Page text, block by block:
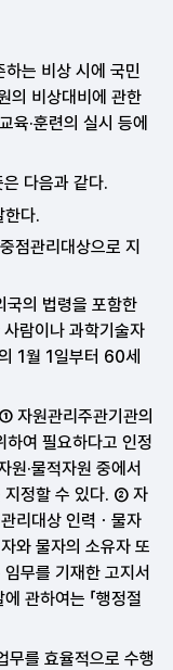
는 비상 시에 국민
의 비상대비에 관한
육·훈련의 실시 등에
다음과 같다.
한다.
점관리대상으로 지
국의 법령을 포함한
람이나 과학기술자
1월 1일부터 60세
자원관리주관기관의
하여 필요하다고 인정
원·물적자원 중에서
지정할 수 있다. ② 자
리대상 인력ㆍ물자
와 물자의 소유자 또
무를 기재한 고지서
관하여는 「행정절
를 효율적으로 수행